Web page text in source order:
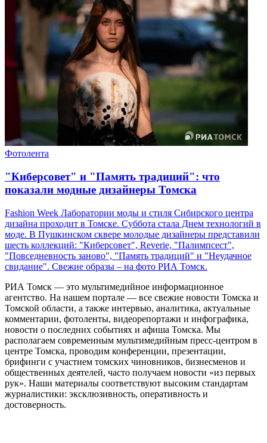
Фотолента
"Киберсовет" и "Память традиций": что
показали модные дизайнеры Томска
Fashion Week Лаборатории моды и стиля Сибирского центра
дизайна проходит в Томске. Суббота стала Днем технологий в
моде. В Пушкинском сквере молодые дизайнеры представили
шесть коллекций: "Киберсовет", Reverie, "Палимпсест",
"Повседневность заново", "Память традиций" и "Неудачное
свидание". Свежие образы – на фото РИА Томск.
РИА Томск — это мультимедийное информационное
агентство. На нашем портале — все свежие новости Томска и
Томской области, а также интервью, аналитика, актуальные
комментарии, фотоленты, видеорепортажи и инфографика,
новости о последних событиях и афиша Томска. Мы
располагаем современным мультимедийным пресс-центром в
центре Томска, проводим конференции, презентации,
брифинги с участием томских чиновников, бизнесменов и
общественных деятелей, часто получаем новости «из первых
рук». Наши материалы соответствуют высоким стандартам
журналистики: эксклюзивность, оперативность и
достоверность.